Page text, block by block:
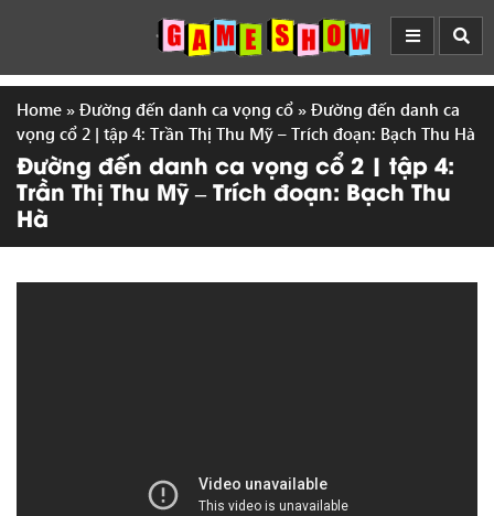
Home » Đường đến danh ca vọng cổ » Đường đến danh ca
vọng cổ 2 | tập 4: Trần Thị Thu Mỹ – Trích đoạn: Bạch Thu Hà
Đường đến danh ca vọng cổ 2 | tập 4:
Trần Thị Thu Mỹ – Trích đoạn: Bạch Thu
Hà